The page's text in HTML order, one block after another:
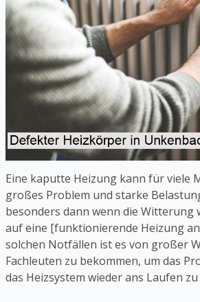
Eine kaputte Heizung kann für viele
großes Problem und starke
besonders dann wenn die Witterung
auf eine [funktionierende Heizung
solchen Notfällen ist es von großer
Fachleuten zu bekommen, um das
das Heizsystem wieder ans Laufen